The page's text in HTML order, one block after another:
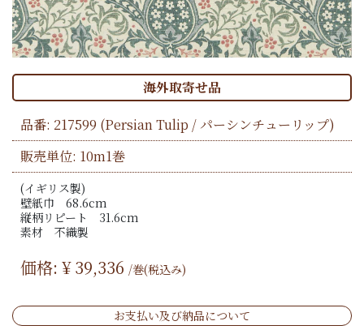
海外取寄せ品
品番: 217599 (Persian Tulip / パーシンチューリップ)
販売単位: 10m1巻
(イギリス製)
壁紙巾 68.6cm
縦柄リピート 31.6cm
素材 不織製
価格: ¥39,336 /巻(税込み)
お支払い及び納品について